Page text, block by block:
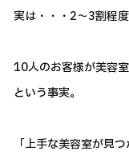
実は・・・2～3割程
10人のお客様が美容
という事実。
「上手な美容室が見つ